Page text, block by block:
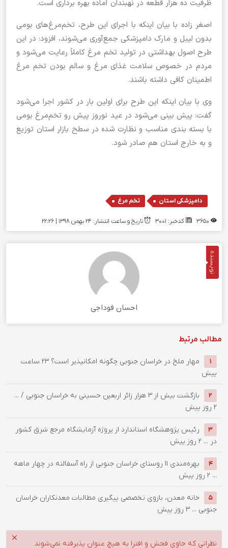
ظرفیت ده هزار قطعه در نهبندان آماده بهره برداری است.
اصغر زاده با بیان اینکه با اجرای این طرح، تخم‌مرغ‌های بومی
بدون لیبل و مارک دامپزشکی جمع‌آوری می‌شوند، افزود: در این
طرح اصول بهداشتی در تولید تخم مرغ کاملاً رعایت می‌شود و
مردم در خصوص سلامت غذای مرغ و سالم بودن تخم مرغ
اطمینان کافی داشته باشند.
وی با بیان اینکه این طرح برای اولین بار در کشور اجرا می‌شود
گفت: پیش بینی می‌شود در عید نوروز پیش رو تخم‌مرغ بومی
با بسته بندی مناسب و نظارت شده در سطح بازار استان توزیع
و به خارج استان هم صادر شود.
دامپزشکی استان , تخم مرغ
کدخبر: 3001 تاریخ و ساعت انتشار: ۲۴ بهمن ۱۳۹۸ | 22:26
نویسنده
احسان فوداجی
مطالب مرتبط
1 ‌مهار ملخ در خراسان جنوبی چگونه امکانپذیر است؟
23 ساعت
پیش
2
بازگشت بیش از ۳ هزار زائر اربعین حسینی به خراسان جنوبی / ...
2 روز پیش
3
رئیس پژوهشگاه استاندارد از پروژه آزمایشگاه مرجع شرق کشور
در ... 2 روز پیش
4
بهره‌مندی ۱۱ روستای خراسان جنوبی از راه آسفالته در چهار ماهه
... 2 روز پیش
5
خانه معدن، بازوی تخصصی پیگیری مطالبات معدنکاران خراسان
جنوبی ... 3 روز پیش
نظراتی که حاوی فحش و افترا به هیچ عنوان پذیرفته نمی‌شوند